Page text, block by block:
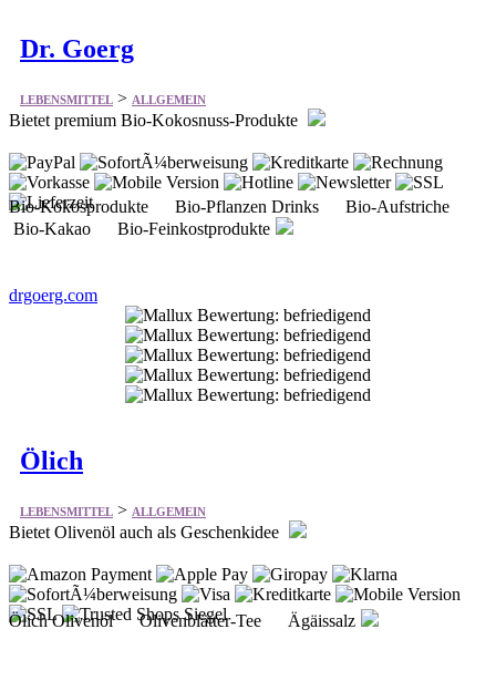
Dr. Goerg
LEBENSMITTEL>ALLGEMEIN
Bietet premium Bio-Kokosnuss-Produkte
Bio-Kokosprodukte Bio-Pflanzen Drinks Bio-Aufstriche
Bio-Kakao Bio-Feinkostprodukte
drgoerg.com
Ölich
LEBENSMITTEL>ALLGEMEIN
Bietet Olivenöl auch als Geschenkidee
Ölich Olivenöl Olivenblätter-Tee Ägäissalz